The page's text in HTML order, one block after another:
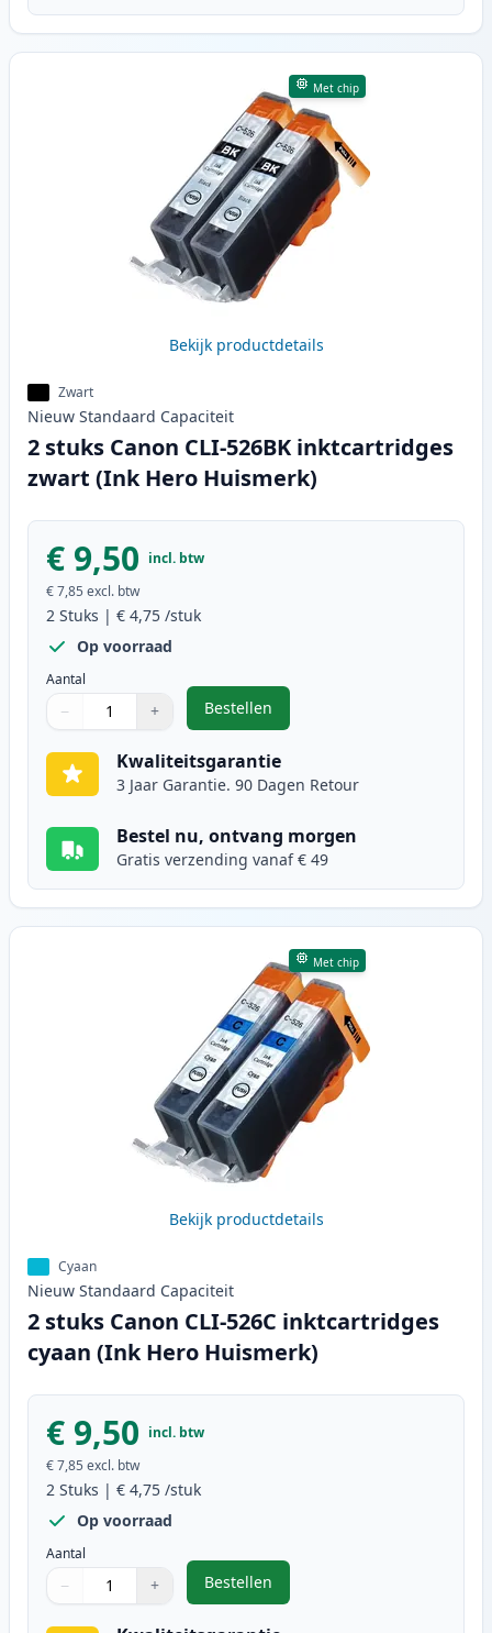
Met chip
Bekijk productdetails
Zwart
Nieuw Standaard Capaciteit
2 stuks Canon CLI-526BK inktcartridges
zwart (Ink Hero Huismerk)
€ 9,50 incl. btw
€ 7,85 excl. btw
2 Stuks | € 4,75 /stuk
Op voorraad
Aantal
Gebruik de knoppen om aan te passen
− +
1
Bestellen
,2 stuks Canon CLI-526BK
Kwaliteitsgarantie
3 Jaar Garantie. 90 Dagen Retour
Bestel nu, ontvang morgen
Gratis verzending vanaf € 49
Met chip
Bekijk productdetails
Cyaan
Nieuw Standaard Capaciteit
2 stuks Canon CLI-526C inktcartridges
cyaan (Ink Hero Huismerk)
€ 9,50 incl. btw
€ 7,85 excl. btw
2 Stuks | € 4,75 /stuk
Op voorraad
Aantal
Gebruik de knoppen om aan te passen
− +
1
Bestellen
,2 stuks Canon CLI-526C